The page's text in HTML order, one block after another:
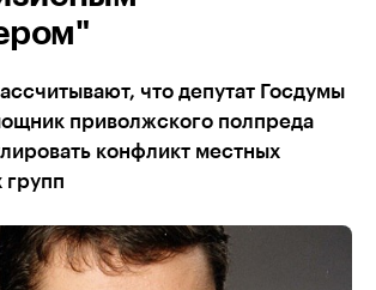
что депутат Госдумы
приволжского полпреда
конфликт местных
групп